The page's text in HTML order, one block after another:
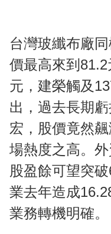
台灣玻纖布廠
價最高來到
元，建榮觸及
出，過去長期
宏，股價竟然
場熱度之高。
股盈餘可望突
業去年造成
業務轉機明確。